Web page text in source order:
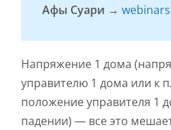
Афы Суари →
Напряжение 1 дома
управителю 1 дома или к
положение управителя 1
падении) — все это